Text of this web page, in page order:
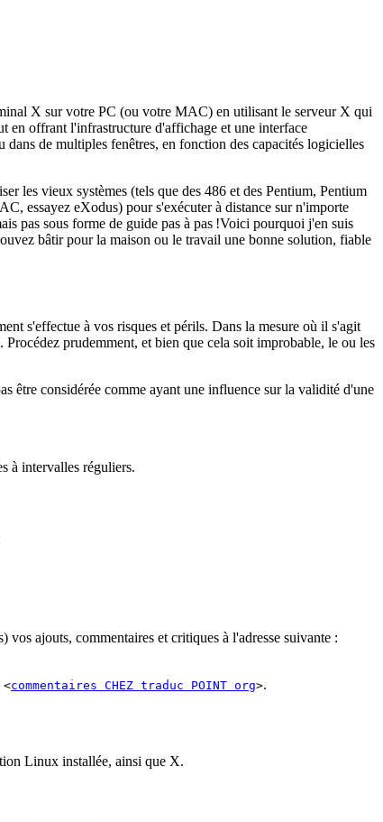
X sur votre PC (ou votre MAC) en utilisant le serveur X qui
en offrant l'infrastructure d'affichage et une interface
de multiples fenêtres, en fonction des capacités logicielles
les vieux systèmes (tels que des 486 et des Pentium, Pentium
essayez eXodus) pour s'exécuter à distance sur n'importe
pas sous forme de guide pas à pas !Voici pourquoi j'en suis
bâtir pour la maison ou le travail une bonne solution, fiable
s'effectue à vos risques et périls. Dans la mesure où il s'agit
prudemment, et bien que cela soit improbable, le ou les
être considérée comme ayant une influence sur la validité d'une
à intervalles réguliers.
ajouts, commentaires et critiques à l'adresse suivante :
<commentaires CHEZ traduc POINT org>.
Linux installée, ainsi que X.